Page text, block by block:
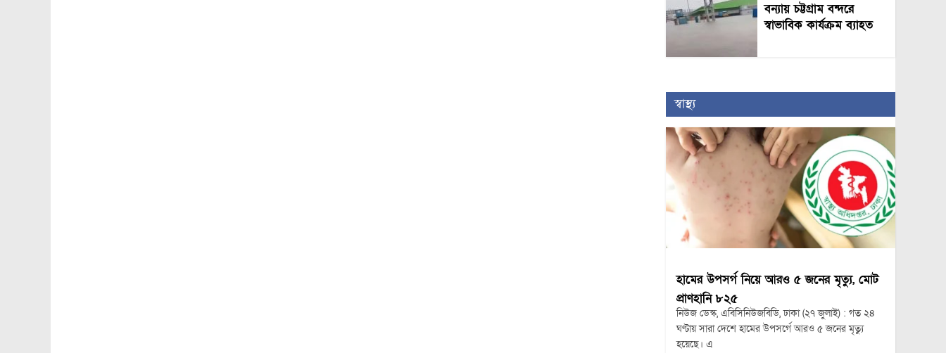
বন্যায় চট্টগ্রাম বন্দরে
স্বাভাবিক কার্যক্রম ব্যাহত
স্বাস্থ্য
হামের উপসর্গ নিয়ে আরও ৫ জনের মৃত্যু, মোট
প্রাণহানি ৮২৫
নিউজ ডেস্ক, এবিসিনিউজবিডি, ঢাকা (২৭ জুলাই) : গত ২৪
ঘণ্টায় সারা দেশে হামের উপসর্গে আরও ৫ জনের মৃত্যু
হয়েছে। এ